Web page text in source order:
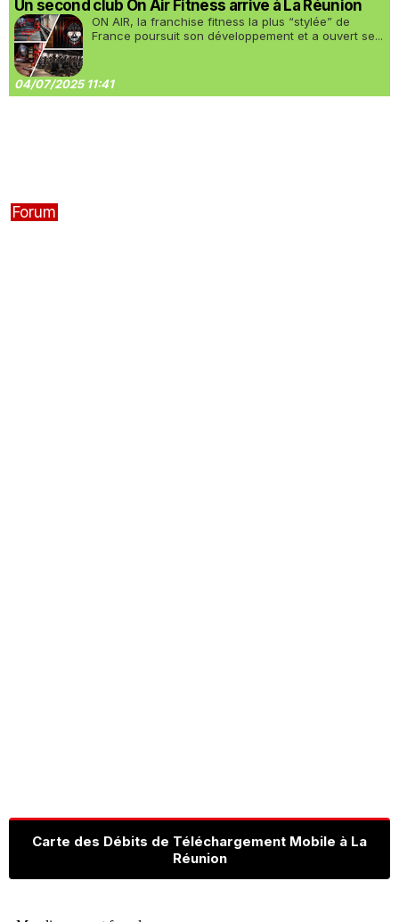
Un second club On Air Fitness arrive à La Réunion
ON AIR, la franchise fitness la plus “stylée” de
France poursuit son développement et a ouvert se...
04/07/2025 11:41
Forum
Carte des Débits de Téléchargement Mobile à La
Réunion